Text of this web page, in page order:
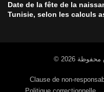
Date de la fête de la
Tunisie, selon les calculs
Clause de non-